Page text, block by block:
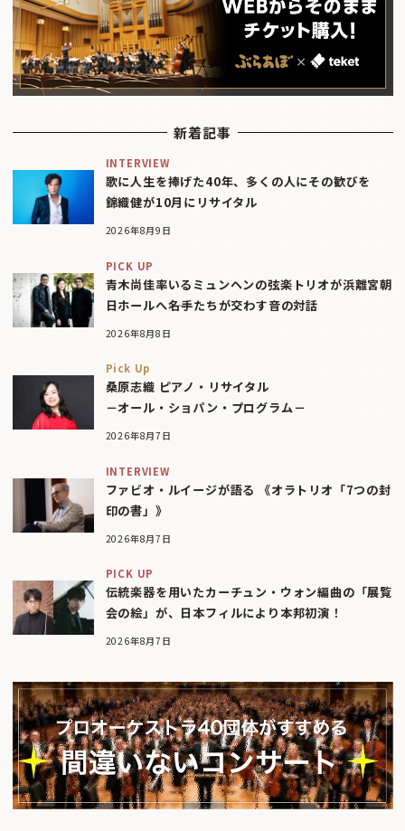
新着記事
INTERVIEW
歌に人生を捧げた40年、多くの人にその歓びを
錦織健が10月にリサイタル
2026年8月9日
PICK UP
青木尚佳率いるミュンヘンの弦楽トリオが浜離宮朝
日ホールへ――名手たちが交わす音の対話
2026年8月8日
Pick Up
桑原志織 ピアノ・リサイタル
－オール・ショパン・プログラム－
2026年8月7日
INTERVIEW
ファビオ・ルイージが語る 《オラトリオ「7つの封
印の書」》
2026年8月7日
PICK UP
伝統楽器を用いたカーチュン・ウォン編曲の「展覧
会の絵」が、日本フィルにより本邦初演！
2026年8月7日